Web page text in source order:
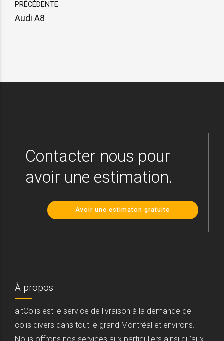
PRÉCÉDENTE
Audi A8
Contacter nous pour
avoir une estimation.
Avoir une estimaton gratuite
À propos
altColis est le service de livraison à la demande de
colis divers dans tout le grand Montréal et environs.
Nous offrons nos services aux particuliers ainsi qu’aux